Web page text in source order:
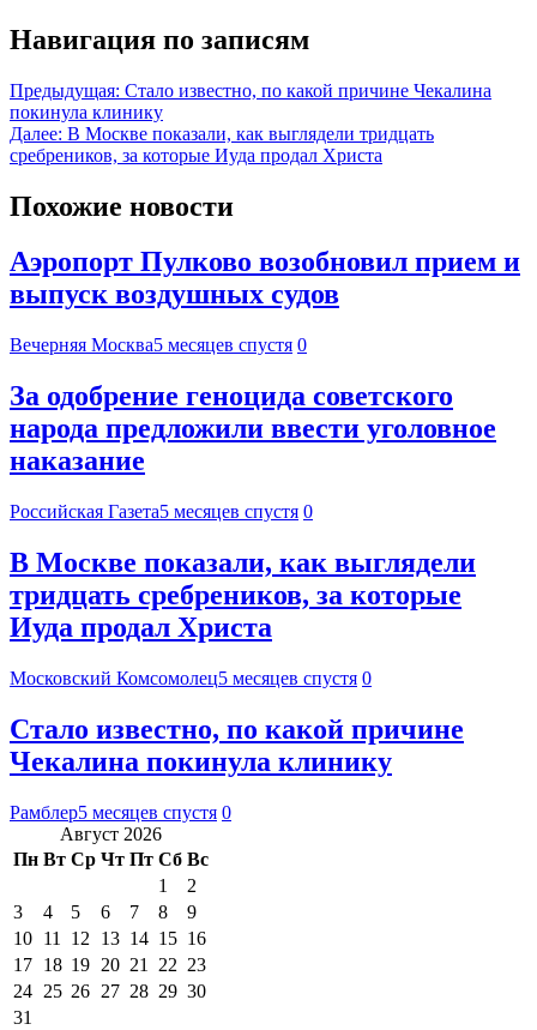
Навигация по записям
Предыдущая: Стало известно, по какой причине Чекалина
покинула клинику
Далее: В Москве показали, как выглядели тридцать
сребреников, за которые Иуда продал Христа
Похожие новости
Аэропорт Пулково возобновил прием и
выпуск воздушных судов
Вечерняя Москва5 месяцев спустя 0
За одобрение геноцида советского
народа предложили ввести уголовное
наказание
Российская Газета5 месяцев спустя 0
В Москве показали, как выглядели
тридцать сребреников, за которые
Иуда продал Христа
Московский Комсомолец5 месяцев спустя 0
Стало известно, по какой причине
Чекалина покинула клинику
Рамблер5 месяцев спустя 0
Август 2026
Пн Вт Ср Чт Пт Сб Вс
1
2
3
4 5 6 7 8
9
10 11 12 13 14 15 16
17 18 19 20 21 22 23
24 25 26 27 28 29 30
31